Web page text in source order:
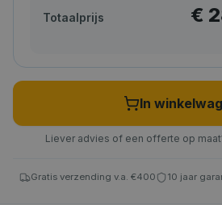
Totaalprijs €
In
Liever advies of een offerte op
Gratis verzending v.a. €400 10 jaar